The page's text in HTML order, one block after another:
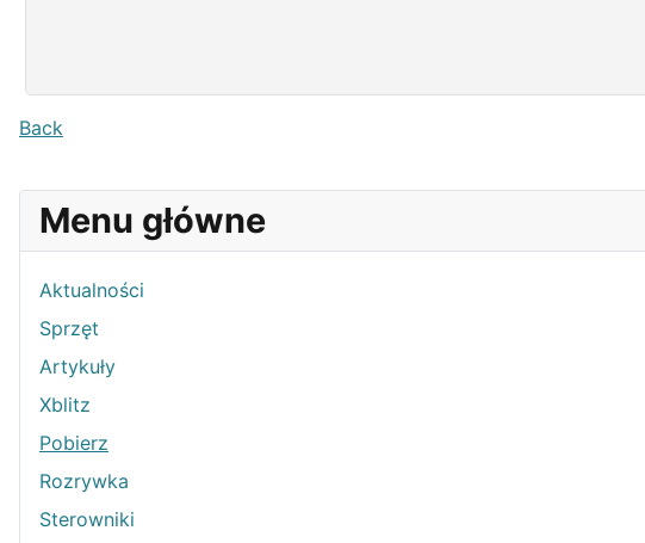
Menu główne
Aktualności
Sprzęt
Artykuły
Xblitz
Pobierz
Rozrywka
Sterowniki
Back